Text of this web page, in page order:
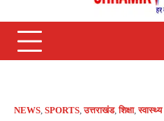
NEWS, SPORTS,उत्तराखंड,शिक्षा,स्वास्थ्य